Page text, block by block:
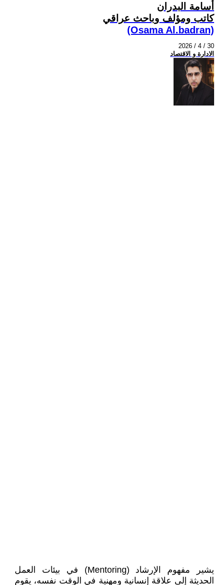
أسامة البدران
كاتب ومؤلف وباحث عراقي
(Osama Al.badran)
2026 / 4 / 30
الادارة و الاقتصاد
يشير مفهوم الإرشاد (Mentoring) في بيئات العمل
الحديثة إلى علاقة إنسانية ومهنية في الوقت نفسه، يقوم